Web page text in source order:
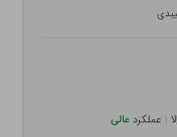
| عملکرد عالی